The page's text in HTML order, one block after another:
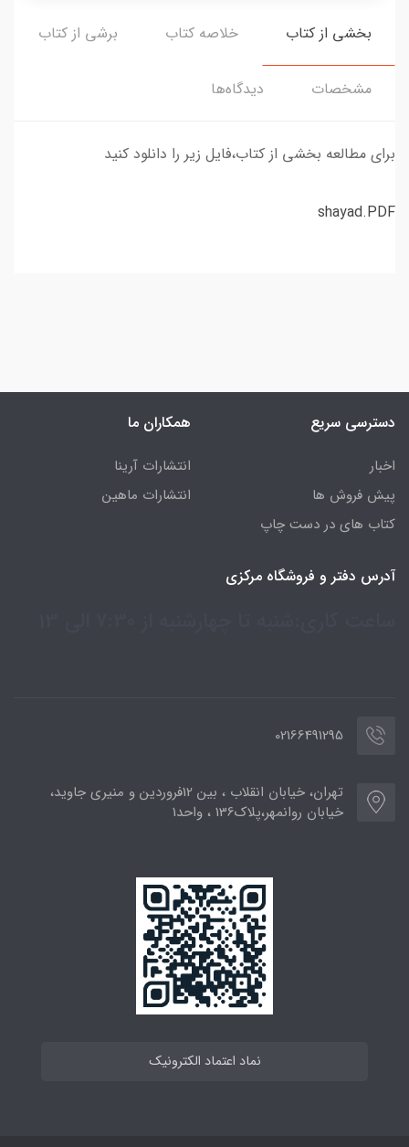
بخشی از کتاب خلاصه کتاب برشی از کتاب
مشخصات دیدگاه‌ها
برای مطالعه بخشی از کتاب،فایل زیر را دانلود کنید
shayad.PDF
دسترسی سریع
اخبار
پیش فروش ها
کتاب های در دست چاپ
همکاران ما
انتشارات آرینا
انتشارات ماهین
آدرس دفتر و فروشگاه مرکزی
02166491295
تهران، خیابان انقلاب ، بین 12فروردین و منیری جاوید،
خیابان روانمهر،پلاک136 ، واحد1
نماد اعتماد الکترونیک